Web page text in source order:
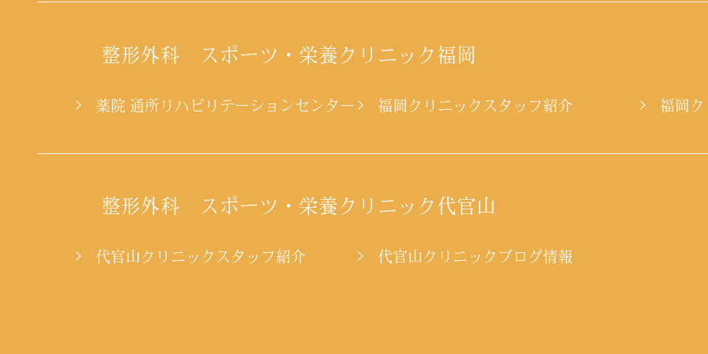
整形外科 スポーツ・栄養クリニック福岡
薬院 通所リハビリテーションセンター 福岡クリニックスタッフ紹介 福岡
整形外科 スポーツ・栄養クリニック代官山
代官山クリニックスタッフ紹介 代官山クリニックブログ情報